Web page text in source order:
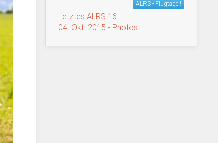
ALRS - Flugtage !
Letztes ALRS 16:
04. Okt. 2015 - Photos